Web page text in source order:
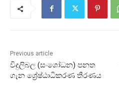
Previous article
විදුලිබල (සංශෝධන) පනත
ගැන ශ්‍රේෂ්ඨාධිකරණ තීරණය